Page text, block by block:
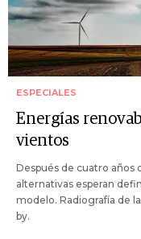
ESPECIALES
Energías
vientos
Después de cuatro años
alternativas esperan
modelo. Radiografía de
by.